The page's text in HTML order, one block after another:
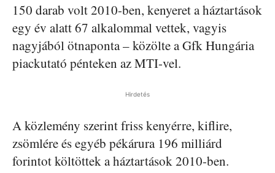
150 darab volt 2010-ben, kenyeret a háztartások
egy év alatt 67 alkalommal vettek, vagyis
nagyjából ötnaponta – közölte a Gfk Hungária
piackutató pénteken az MTI-vel.
Hirdetés
A közlemény szerint friss kenyérre, kiflire,
zsömlére és egyéb pékárura 196 milliárd
forintot költöttek a háztartások 2010-ben.